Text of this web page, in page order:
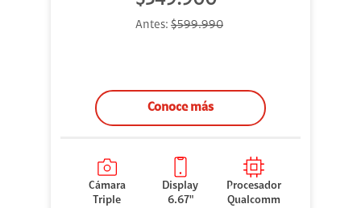
Antes: $599.990
Conoce más
Cámara
Triple
Display
6.67"
Procesador
Qualcomm